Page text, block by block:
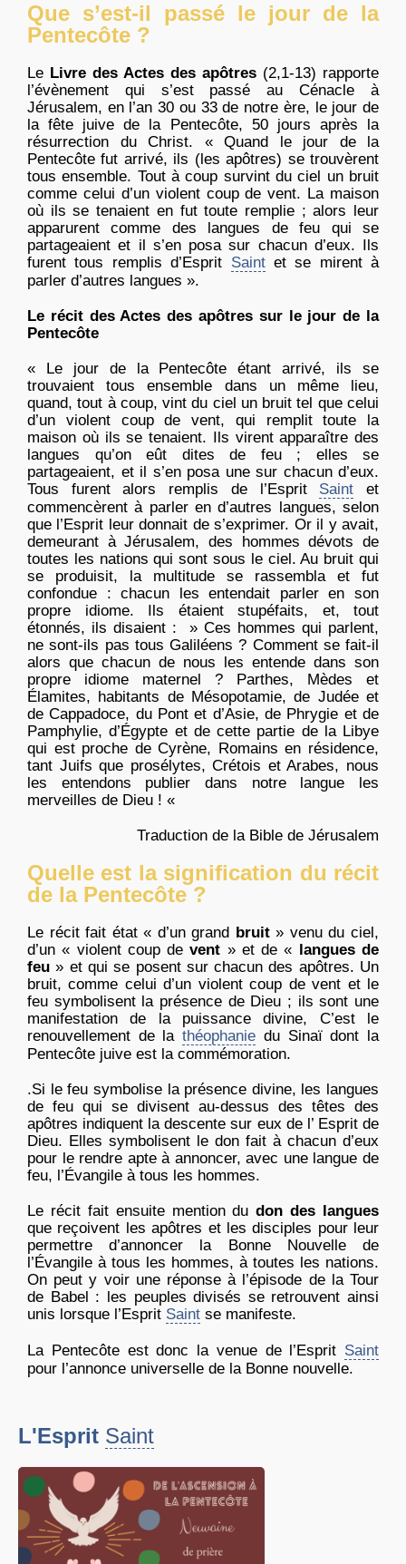
Que s’est-il passé le jour de la
Pentecôte ?
Le Livre des Actes des apôtres (2,1-13) rapporte
l’évènement qui s’est passé au Cénacle à
Jérusalem, en l’an 30 ou 33 de notre ère, le jour de
la fête juive de la Pentecôte, 50 jours après la
résurrection du Christ. « Quand le jour de la
Pentecôte fut arrivé, ils (les apôtres) se trouvèrent
tous ensemble. Tout à coup survint du ciel un bruit
comme celui d’un violent coup de vent. La maison
où ils se tenaient en fut toute remplie ; alors leur
apparurent comme des langues de feu qui se
partageaient et il s’en posa sur chacun d’eux. Ils
furent tous remplis d’Esprit Saintet se mirent à
parler d’autres langues ».
Le récit des Actes des apôtres sur le jour de la
Pentecôte
« Le jour de la Pentecôte étant arrivé, ils se
trouvaient tous ensemble dans un même lieu,
quand, tout à coup, vint du ciel un bruit tel que celui
d’un violent coup de vent, qui remplit toute la
maison où ils se tenaient. Ils virent apparaître des
langues qu’on eût dites de feu ; elles se
partageaient, et il s’en posa une sur chacun d’eux.
Tous furent alors remplis de l’Esprit Saint et
commencèrent à parler en d’autres langues, selon
que l’Esprit leur donnait de s’exprimer. Or il y avait,
demeurant à Jérusalem, des hommes dévots de
toutes les nations qui sont sous le ciel. Au bruit qui
se produisit, la multitude se rassembla et fut
confondue : chacun les entendait parler en son
propre idiome. Ils étaient stupéfaits, et, tout
étonnés, ils disaient : » Ces hommes qui parlent,
ne sont-ils pas tous Galiléens ? Comment se fait-il
alors que chacun de nous les entende dans son
propre idiome maternel ? Parthes, Mèdes et
Élamites, habitants de Mésopotamie, de Judée et
de Cappadoce, du Pont et d’Asie, de Phrygie et de
Pamphylie, d’Égypte et de cette partie de la Libye
qui est proche de Cyrène, Romains en résidence,
tant Juifs que prosélytes, Crétois et Arabes, nous
les entendons publier dans notre langue les
merveilles de Dieu ! «
Traduction de la Bible de Jérusalem
Quelle est la signification du récit
de la Pentecôte ?
Le récit fait état « d’un grand bruit» venu du ciel,
d’un « violent coup devent » et de «
langues de
feu » et qui se posent sur chacun des apôtres. Un
bruit, comme celui d’un violent coup de vent et le
feu symbolisent la présence de Dieu ; ils sont une
manifestation de la puissance divine, C’est le
renouvellement de lathéophanie du Sinaï dont la
Pentecôte juive est la commémoration.
.Si le feu symbolise la présence divine, les langues
de feu qui se divisent au-dessus des têtes des
apôtres indiquent la descente sur eux de l’ Esprit de
Dieu. Elles symbolisent le don fait à chacun d’eux
pour le rendre apte à annoncer, avec une langue de
feu, l’Évangile à tous les hommes.
Le récit fait ensuite mention dudon des langues
que reçoivent les apôtres et les disciples pour leur
permettre d’annoncer la Bonne Nouvelle de
l’Évangile à tous les hommes, à toutes les nations.
On peut y voir une réponse à l’épisode de la Tour
de Babel : les peuples divisés se retrouvent ainsi
unis lorsque l’Esprit Saint se manifeste.
La Pentecôte est donc la venue de l’Esprit Saint
pour l’annonce universelle de la Bonne nouvelle.
L'Esprit Saint